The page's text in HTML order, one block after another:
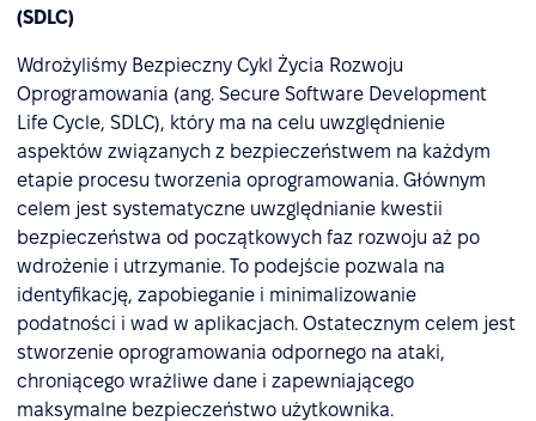
(SDLC)
Wdrożyliśmy Bezpieczny Cykl Życia Rozwoju
Oprogramowania (ang. Secure Software Development
Life Cycle, SDLC), który ma na celu uwzględnienie
aspektów związanych z bezpieczeństwem na każdym
etapie procesu tworzenia oprogramowania. Głównym
celem jest systematyczne uwzględnianie kwestii
bezpieczeństwa od początkowych faz rozwoju aż po
wdrożenie i utrzymanie. To podejście pozwala na
identyfikację, zapobieganie i minimalizowanie
podatności i wad w aplikacjach. Ostatecznym celem jest
stworzenie oprogramowania odpornego na ataki,
chroniącego wrażliwe dane i zapewniającego
maksymalne bezpieczeństwo użytkownika.